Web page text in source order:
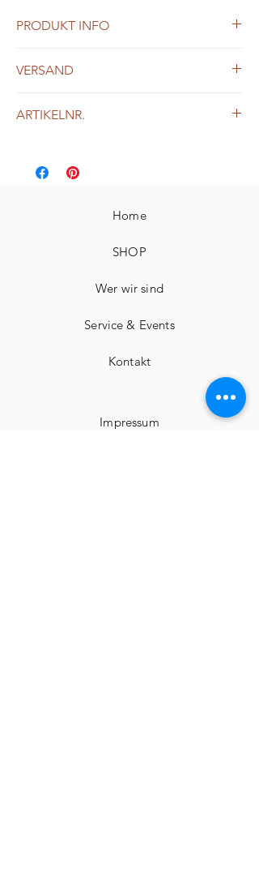
PRODUKT INFO
VERSAND
Versand innerhalb Österreichs und
ARTIKELNR.
Home
SHOP
Wer wir sind
Service & Events
Kontakt
Impressum